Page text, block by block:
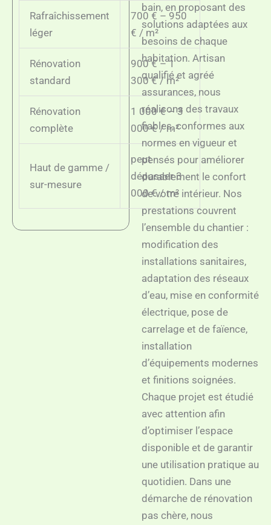
Rafraîchissement
léger
700 € – 950
€ / m²
Rénovation
standard
900 € – 1
300 € / m²
Rénovation
complète
1 000 € – 3
000 € / m²
Haut de gamme /
sur-mesure
peut
dépasser 3
000 € / m²
bain, en proposant des
solutions adaptées aux
besoins de chaque
habitation. Artisan
qualifié et agréé
assurances, nous
réalisons des travaux
fiables, conformes aux
normes en vigueur et
pensés pour améliorer
durablement le confort
de votre intérieur. Nos
prestations couvrent
l’ensemble du chantier :
modification des
installations sanitaires,
adaptation des réseaux
d’eau, mise en conformité
électrique, pose de
carrelage et de faïence,
installation
d’équipements modernes
et finitions soignées.
Chaque projet est étudié
avec attention afin
d’optimiser l’espace
disponible et de garantir
une utilisation pratique au
quotidien. Dans une
démarche de rénovation
pas chère, nous